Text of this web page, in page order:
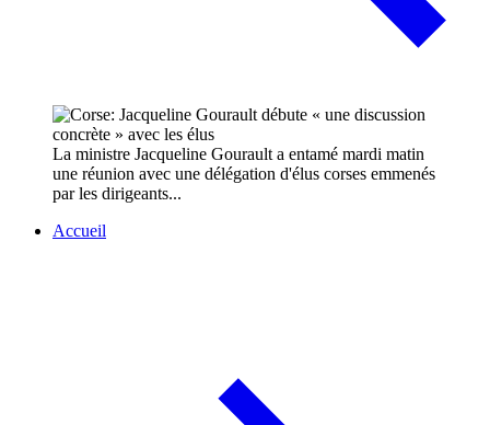
La ministre Jacqueline Gourault a entamé mardi matin
une réunion avec une délégation d'élus corses emmenés
par les dirigeants...
Accueil